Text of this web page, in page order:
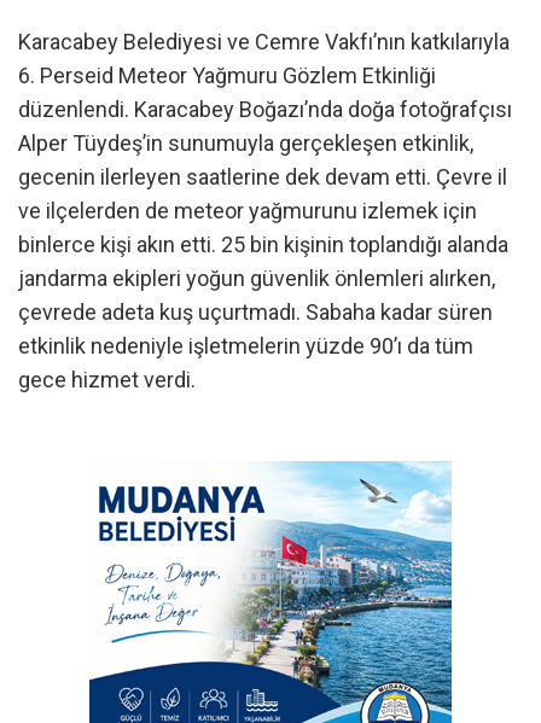
Karacabey Belediyesi ve Cemre Vakfı’nın katkılarıyla
6. Perseid Meteor Yağmuru Gözlem Etkinliği
düzenlendi. Karacabey Boğazı’nda doğa fotoğrafçısı
Alper Tüydeş’in sunumuyla gerçekleşen etkinlik,
gecenin ilerleyen saatlerine dek devam etti. Çevre il
ve ilçelerden de meteor yağmurunu izlemek için
binlerce kişi akın etti. 25 bin kişinin toplandığı alanda
jandarma ekipleri yoğun güvenlik önlemleri alırken,
çevrede adeta kuş uçurtmadı. Sabaha kadar süren
etkinlik nedeniyle işletmelerin yüzde 90’ı da tüm
gece hizmet verdi.